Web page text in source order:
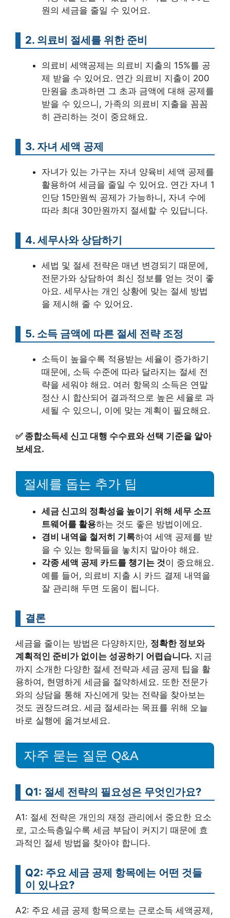
원의 세금을 줄일 수 있어요.
2. 의료비 절세를 위한 준비
의료비 세액공제는 의료비 지출의 15%를 공
제 받을 수 있어요. 연간 의료비 지출이 200
만원을 초과하면 그 초과 금액에 대해 공제를
받을 수 있으니, 가족의 의료비 지출을 꼼꼼
히 관리하는 것이 중요해요.
3. 자녀 세액 공제
자녀가 있는 가구는 자녀 양육비 세액 공제를
활용하여 세금을 줄일 수 있어요. 연간 자녀 1
인당 15만원씩 공제가 가능하니, 자녀 수에
따라 최대 30만원까지 절세할 수 있답니다.
4. 세무사와 상담하기
세법 및 절세 전략은 매년 변경되기 때문에,
전문가와 상담하여 최신 정보를 얻는 것이 좋
아요. 세무사는 개인 상황에 맞는 절세 방법
을 제시해 줄 수 있어요.
5. 소득 금액에 따른 절세 전략 조정
소득이 높을수록 적용받는 세율이 증가하기
때문에, 소득 수준에 따라 달라지는 절세 전
략을 세워야 해요. 여러 항목의 소득은 연말
정산 시 합산되어 결과적으로 높은 세율로 과
세될 수 있으니, 이에 맞는 계획이 필요해요.
✅ 종합소득세 신고 대행 수수료와 선택 기준을 알아
보세요.
절세를 돕는 추가 팁
세금 신고의 정확성을 높이기 위해 세무 소프
트웨어를 활용하는 것도 좋은 방법이에요.
경비 내역을 철저히 기록하여 세액 공제를 받
을 수 있는 항목들을 놓치지 말아야 해요.
각종 세액 공제 카드를 챙기는 것이 중요해요.
예를 들어, 의료비 지출 시 카드 결제 내역을
잘 관리해 두면 도움이 됩니다.
결론
세금을 줄이는 방법은 다양하지만, 정확한 정보와
계획적인 준비가 없이는 성공하기 어렵습니다. 지금
까지 소개한 다양한 절세 전략과 세금 공제 팁을 활
용하여, 현명하게 세금을 절약하세요. 또한 전문가
와의 상담을 통해 자신에게 맞는 전략을 찾아보는
것도 권장드려요. 세금 절세라는 목표를 위해 오늘
바로 실행에 옮겨보세요.
자주 묻는 질문 Q&A
Q1: 절세 전략의 필요성은 무엇인가요?
A1: 절세 전략은 개인의 재정 관리에서 중요한 요소
로, 고소득층일수록 세금 부담이 커지기 때문에 효
과적인 절세 방법을 찾아야 합니다.
Q2: 주요 세금 공제 항목에는 어떤 것들
이 있나요?
A2: 주요 세금 공제 항목으로는 근로소득 세액공제,